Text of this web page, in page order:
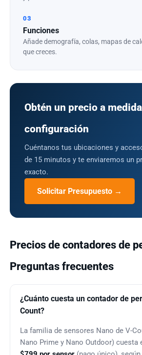
03
Funciones
Añade demografía, colas, mapas de
que creces.
Obtén un precio a
configuración
Cuéntanos tus ubicaciones y
de 15 minutos y te enviaremos un
exacto.
Solicitar Presupuesto →
Precios de contadores de
Preguntas frecuentes
¿Cuánto cuesta un contador de
Count?
La familia de sensores Nano de V-
Nano Prime y Nano Outdoor) cuesta